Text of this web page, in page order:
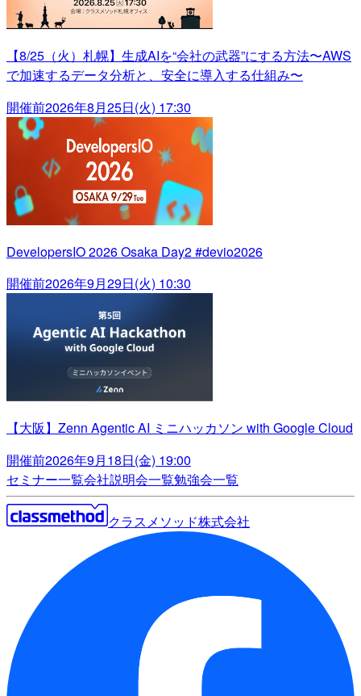
【8/25（火）札幌】生成AIを“会社の武器”にする方法〜AWS
で加速するデータ分析と、安全に導入する仕組み〜
開催前2026年8月25日(火) 17:30
DevelopersIO 2026 Osaka Day2 #devio2026
開催前2026年9月29日(火) 10:30
【大阪】Zenn Agentic AI ミニハッカソン with Google Cloud
開催前2026年9月18日(金) 19:00
セミナー一覧会社説明会一覧勉強会一覧
クラスメソッド株式会社